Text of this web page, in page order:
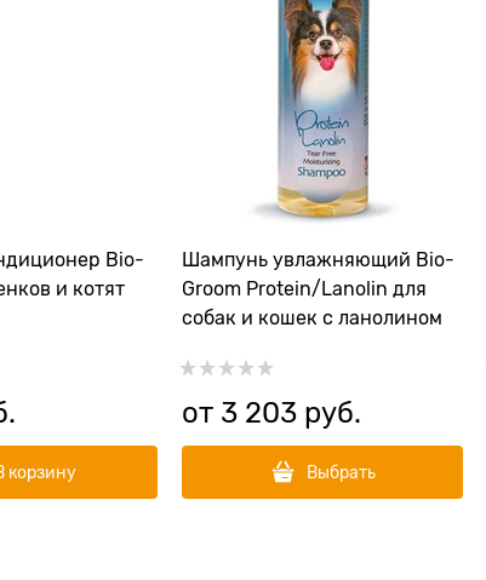
Bio-
и котят
корзину
Шампунь увлажняющий Bio-
Groom Protein/Lanolin для
собак и кошек с ланолином
от 3 203 руб.
Выбрать